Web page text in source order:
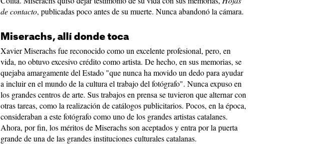
de contacto, publicadas poco antes de su muerte. Nunca abandonó la cámara.
Miserachs, allí donde toca
Xavier Miserachs fue reconocido como un excelente profesional, pero, en
vida, no obtuvo excesivo crédito como artista. De hecho, en sus memorias, se
quejaba amargamente del Estado "que nunca ha movido un dedo para ayudar
a incluir en el mundo de la cultura el trabajo del fotógrafo". Nunca expuso en
los grandes centros de arte. Sus trabajos en prensa se tuvieron que alternar con
otras tareas, como la realización de catálogos publicitarios. Pocos, en la época,
consideraban a este fotógrafo como uno de los grandes artistas catalanes.
Ahora, por fin, los méritos de Miserachs son aceptados y entra por la puerta
grande de una de las grandes instituciones culturales catalanas.